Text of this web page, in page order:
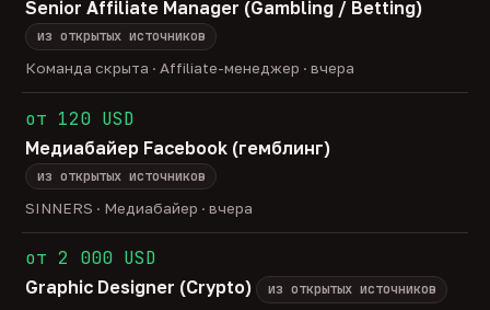
Senior Affiliate Manager (Gambling / Betting)
из открытых источников
Команда скрыта · Affiliate-менеджер · вчера
от 120 USD
Медиабайер Facebook (гемблинг)
из открытых источников
SINNERS · Медиабайер · вчера
от 2 000 USD
Graphic Designer (Crypto)
из открытых источников